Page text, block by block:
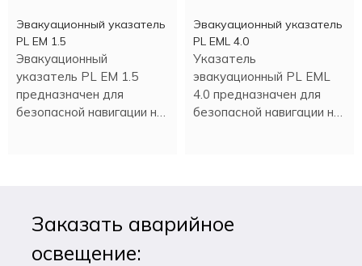
Эвакуационный указатель
PL EM 1.5
Эвакуационный
указатель PL EM 1.5
предназначен для
безопасной навигации на
Эвакуационный указатель
PL EML 4.0
Указатель
эвакуационный PL EML
4.0 предназначен для
безопасной навигации на
Заказать аварийное
освещение: